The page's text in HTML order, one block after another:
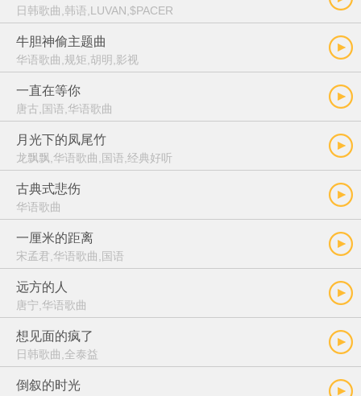
日韩歌曲,韩语,LUVAN,$PACER
牛胆神偷主题曲
华语歌曲,规矩,胡明,影视
一直在等你
唐古,国语,华语歌曲
月光下的凤尾竹
龙飘飘,华语歌曲,国语,经典好听
古典式悲伤
华语歌曲
一厘米的距离
宋孟君,华语歌曲,国语
远方的人
唐宁,华语歌曲
想见面的疯了
日韩歌曲,全泰益
倒叙的时光